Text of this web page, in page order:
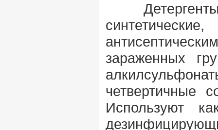
зараженных
Используют